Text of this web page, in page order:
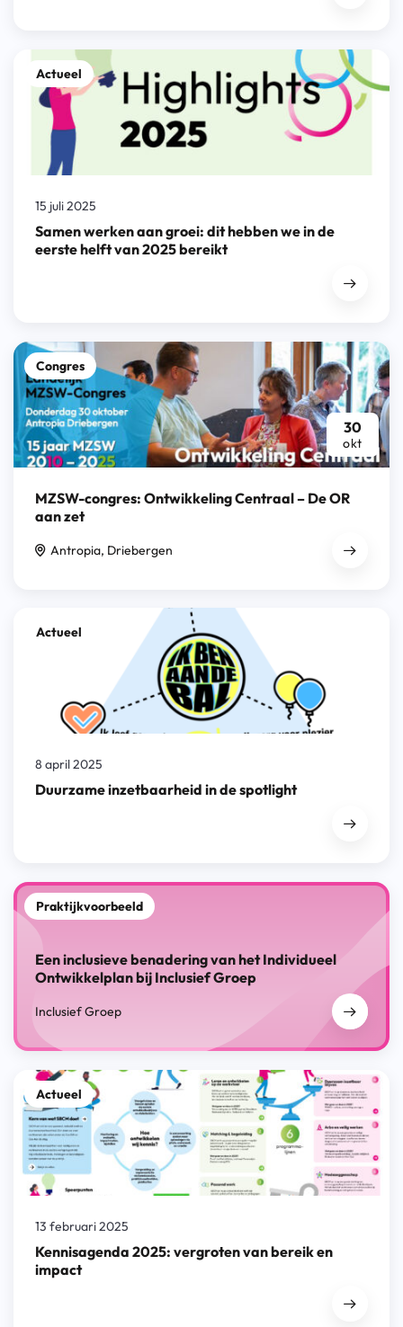
Actueel
Samen werken aan groei: dit hebben we in de
eerste helft van 2025 bereikt
15 juli 2025
Congres
30
okt
MZSW-congres: Ontwikkeling Centraal – De OR
aan zet
Antropia, Driebergen
Actueel
Duurzame inzetbaarheid in de spotlight
8 april 2025
Praktijkvoorbeeld
Een inclusieve benadering van het Individueel
Ontwikkelplan bij Inclusief Groep
Inclusief Groep
Actueel
Kennisagenda 2025: vergroten van bereik en
impact
13 februari 2025